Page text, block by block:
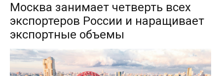
Москва занимает четверть всех
экспортеров России и наращивает
экспортные объемы